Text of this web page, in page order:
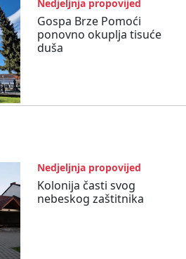
Nedjeljnja propovijed
Gospa Brze Pomoći
ponovno okuplja tisuće
duša
Nedjeljnja propovijed
Kolonija časti svog
nebeskog zaštitnika